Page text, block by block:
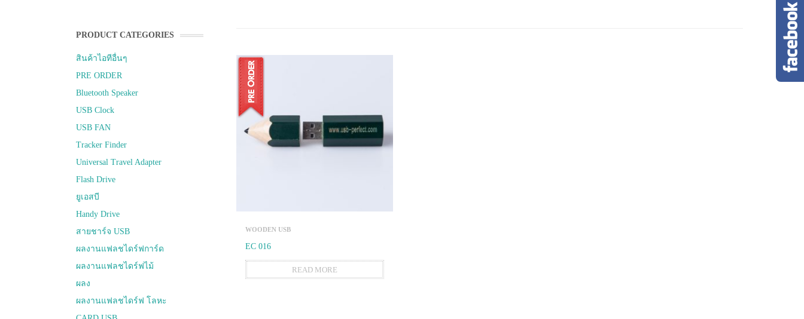
PRODUCT CATEGORIES
สินค้าไอทีอื่นๆ
PRE ORDER
Bluetooth Speaker
USB Clock
USB FAN
Tracker Finder
Universal Travel Adapter
Flash Drive
ยูเอสบี
Handy Drive
สายชาร์จ USB
ผลงานแฟลชไดร์ฟการ์ด
ผลงานแฟลชไดร์ฟไม้
ผลง
ผลงานแฟลชไดร์ฟ โลหะ
WOODEN USB
EC 016
READ MORE